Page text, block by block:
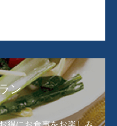
ン
得にお食事をお楽しみ